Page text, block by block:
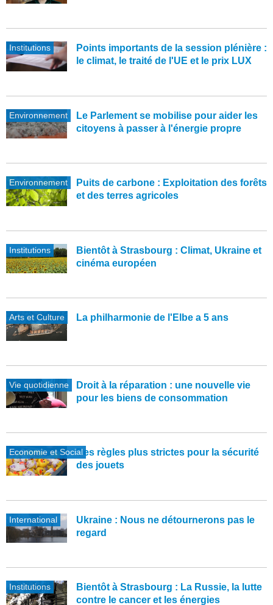
Institutions
Points importants de la session plénière :
le climat, le traité de l'UE et le prix LUX
Environnement
Le Parlement se mobilise pour aider les
citoyens à passer à l'énergie propre
Environnement
Puits de carbone : Exploitation des forêts
et des terres agricoles
Institutions
Bientôt à Strasbourg : Climat, Ukraine et
cinéma européen
Arts et Culture La philharmonie de l'Elbe a 5 ans
Vie quotidienne
Droit à la réparation : une nouvelle vie
pour les biens de consommation
Economie et SocialDes règles plus strictes pour la sécurité
des jouets
International
Ukraine : Nous ne détournerons pas le
regard
Institutions
Bientôt à Strasbourg : La Russie, la lutte
contre le cancer et les énergies